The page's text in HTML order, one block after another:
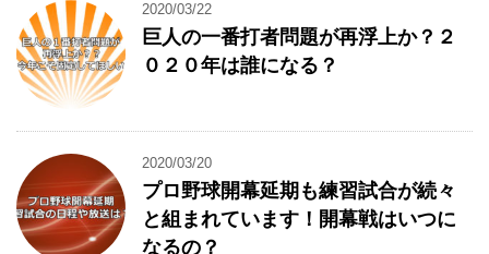
2020/03/22
巨人の一番打者問題が再浮上か？２
０２０年は誰になる？
2020/03/20
プロ野球開幕延期も練習試合が続々
と組まれています！開幕戦はいつに
なるの？